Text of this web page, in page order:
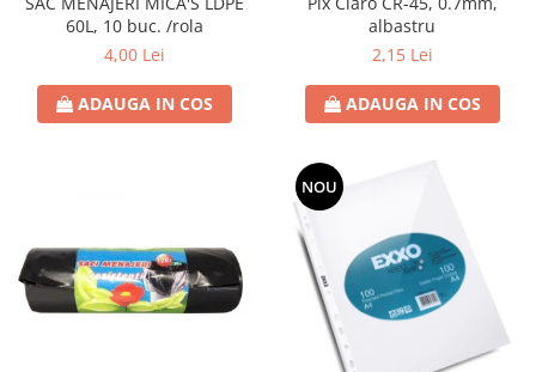
60L, 10 buc. /rola
4,00 Lei
ADAUGA IN COS
albastru
2,15 Lei
ADAUGA IN COS
NOU